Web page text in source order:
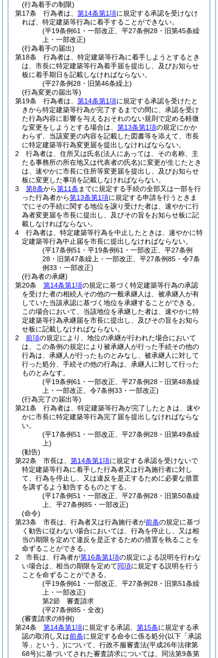
(行為着手の制限)
第17条
行為者は、 第14条第1項に規定する承認を受けなけ
れば、特定建築等行為に着手することができない。
(平19条例61・一部改正、平27条例28・旧第45条繰
上・一部改正)
(行為着手の届出)
第18条
行為者は、特定建築等行為に着手しようとするとき
は、市長に特定建築等行為着手届を提出し、及びお知らせ
板に着手期日を記載しなければならない。
(平27条例28・旧第46条繰上)
(行為変更の届出等)
第19条
行為者は、 第14条第1項に規定する承認を受けたと
きから特定建築等行為が完了するまでの間に、承認を受け
た行為内容に影響を与えるおそれのない規則で定める軽微
な変更をしようとする場合は、 第13条第1項の規定にかか
わらず、当該変更の内容を記載した図書等を添えて、市長
に特定建築等行為変更届を提出しなければならない。
2
行為者は、住所又は氏名(法人にあっては、その名称、主
たる事務所の所在地又は代表者の氏名)に変更が生じたとき
は、速やかに市長に住所等変更届を提出し、及びお知らせ
板に変更した事項を記載しなければならない。
3
第8条から第11条 までに規定する手続の全部又は一部を行
った行為者から第13条第1項に規定する申請を行うときま
でにその手続に関する地位を譲り受けた者は、速やかに行
為者変更届を市長に提出し、及びその旨をお知らせ板に記
載しなければならない。
4
行為者は、特定建築等行為を中止したときは、速やかに特
定建築等行為中止届を市長に提出しなければならない。
(平17条例51・平19条例61・一部改正、平27条例
28・旧第47条繰上・一部改正、平27条例85・令7条
例33・一部改正)
(行為者の承継)
第20条
第14条第1項の規定に基づく特定建築等行為の承認
を受けた者の相続人その他の一般承継人は、被承継人が有
していた当該承認に基づく地位を承継することができる。
この場合において、当該地位を承継した者は、速やかに特
定建築等行為承継届を市長に提出し、及びその旨をお知ら
せ板に記載しなければならない。
2
前項の規定により、地位の承継が行われた場合において
は、この条例の規定により被承継人が行った手続その他の
行為は、承継人が行ったものとみなし、被承継人に対して
行った処分、手続その他の行為は、承継人に対して行った
ものとみなす。
(平19条例61・一部改正、平27条例28・旧第48条繰
上・一部改正、令7条例33・一部改正)
(行為完了の届出等)
第21条
行為者は、特定建築等行為が完了したときは、速や
かに市長に特定建築等行為完了届を提出しなければならな
い。
(平17条例51・一部改正、平27条例28・旧第49条繰
上)
(勧告)
第22条
市長は、 第14条第1項に規定する承認を受けないで
特定建築等行為に着手した行為者又は行為施行者に対し
て、行為を停止し、又は違反を是正するために必要な措置
を講ずるよう勧告するものとする。
(平17条例51・一部改正、平27条例28・旧第50条繰
上、平27条例85・一部改正)
(命令)
第23条
市長は、行為者又は行為施行者が前条の規定に基づ
く勧告に従わない場合においては、行為を停止し、又は相
当の期限を定めて違反を是正するための措置を執ることを
命ずることができる。
2
市長は、行為者が第16条第1項の規定による説明を行わな
い場合は、相当の期限を定めて同項に規定する説明を行う
ことを命ずることができる。
(平19条例61・一部改正、平27条例28・旧第51条繰
上・一部改正)
第2節
審査請求
(平27条例85・全改)
(審査請求の特例)
第24条
第14条第1項に規定する承認、 第15条に規定する承
認の取消し又は前条に規定する命令に係る処分(以下「承認
等」という。)について、行政不服審査法(平成26年法律第
68号)に基づいてされた審査請求については、同法第9条第